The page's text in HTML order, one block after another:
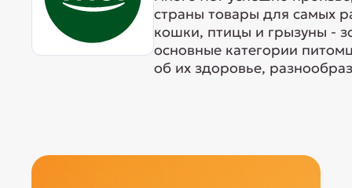
страны товары для самых
кошки, птицы и грызуны -
основные категории
об их здоровье,